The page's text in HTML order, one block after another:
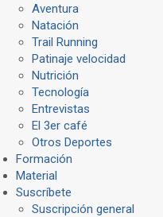
Aventura
Natación
Trail Running
Patinaje velocidad
Nutrición
Tecnología
Entrevistas
El 3er café
Otros Deportes
Formación
Material
Suscríbete
Suscripción general